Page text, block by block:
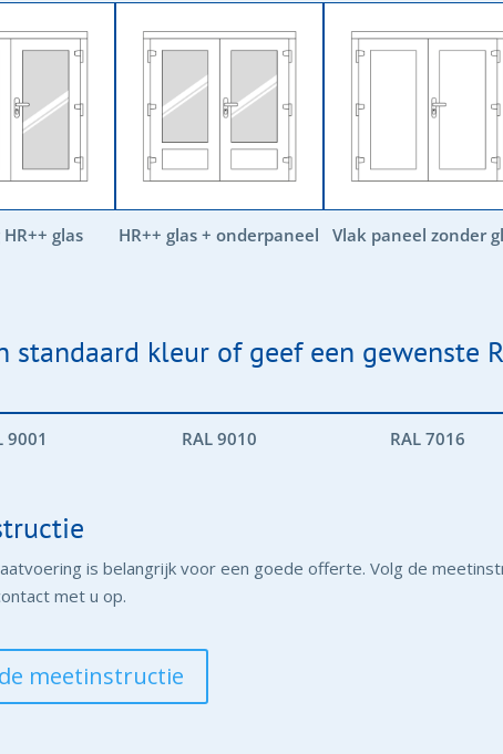
glas HR++ glas + onderpaneel Vlak paneel zonder
standaard kleur of geef een gewenste
9001 RAL 9010 RAL 7016
is belangrijk voor een goede offerte. Volg de
met u op.
meetinstructie